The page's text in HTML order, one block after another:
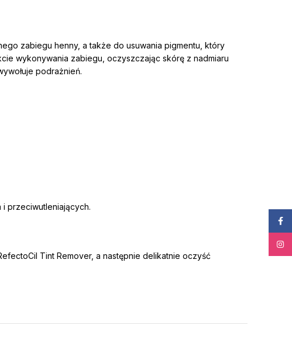
zabiegu henny, a także do usuwania pigmentu, który
wykonywania zabiegu, oczyszczając skórę z nadmiaru
podrażnień.
i przeciwutleniających.
Tint Remover, a następnie delikatnie oczyść